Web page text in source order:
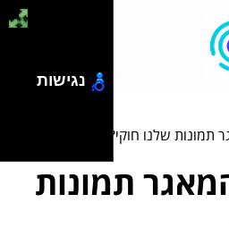
שלנו חוקי?
תמונות
נגישות